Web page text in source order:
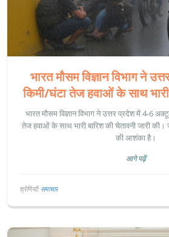
भारत मौसम विज्ञान विभाग ने
किमी/घंटा तेज हवाओं के साथ भारी
जारी की
भारत मौसम विज्ञान विभाग ने उत्तर प्रदेश में 4‑6
तेज हवाओं के साथ भारी बारिश की चेतावनी जारी
की आशंका है।
आगे पढ़ें
श्रेणियाँ: समाचार